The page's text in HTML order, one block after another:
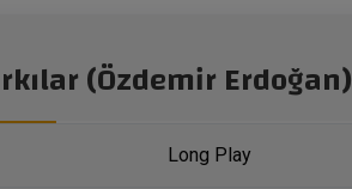
(Özdemir Erdoğan)
Long Play